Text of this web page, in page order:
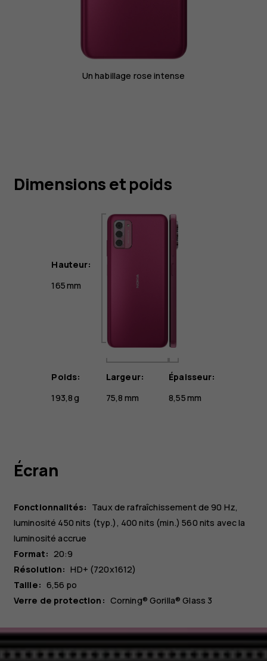
Un habillage rose intense
Dimensions et poids
Hauteur:
165 mm
Poids:
193,8 g
Largeur:
75,8 mm
Épaisseur:
8,55 mm
Écran
Fonctionnalités: Taux de rafraîchissement de 90 Hz,
luminosité 450 nits (typ.), 400 nits (min.) 560 nits avec la
luminosité accrue
Format: 20:9
Résolution: HD+ (720x1612)
Taille: 6,56 po
Verre de protection: Corning® Gorilla® Glass 3